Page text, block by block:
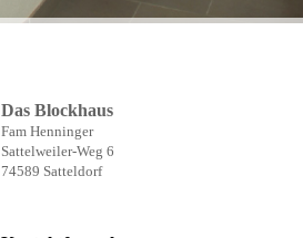
Das Blockhaus
Fam Henninger
Sattelweiler-Weg 6
74589 Satteldorf